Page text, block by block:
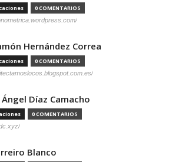
0 COMENTARIOS
Hernández Correa
0 COMENTARIOS
Díaz Camacho
0 COMENTARIOS
Blanco